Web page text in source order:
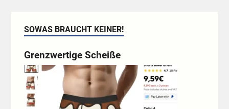
SOWAS BRAUCHT KEINER!
Grenzwertige Scheiße